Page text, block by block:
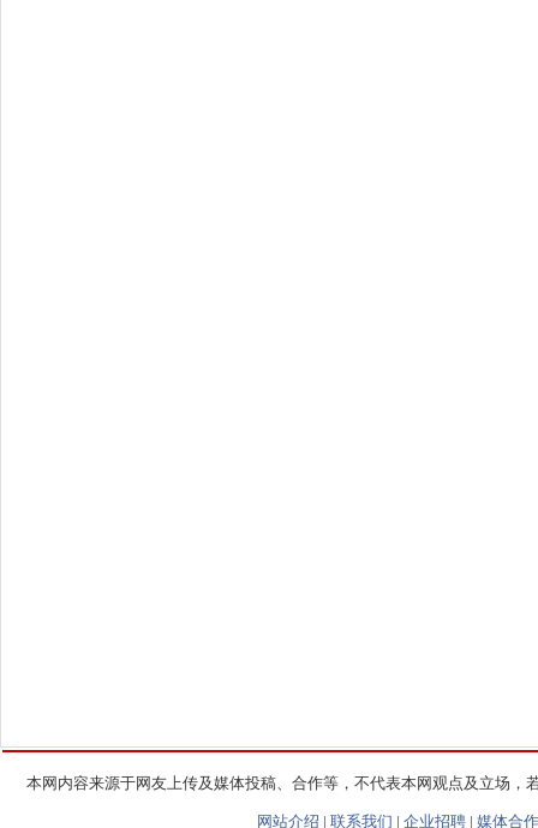
本网内容来源于网友上传及媒体投稿、合作等，不代表本网观点及立场
网站介绍 | 联系我们 | 企业招聘 | 媒体合作